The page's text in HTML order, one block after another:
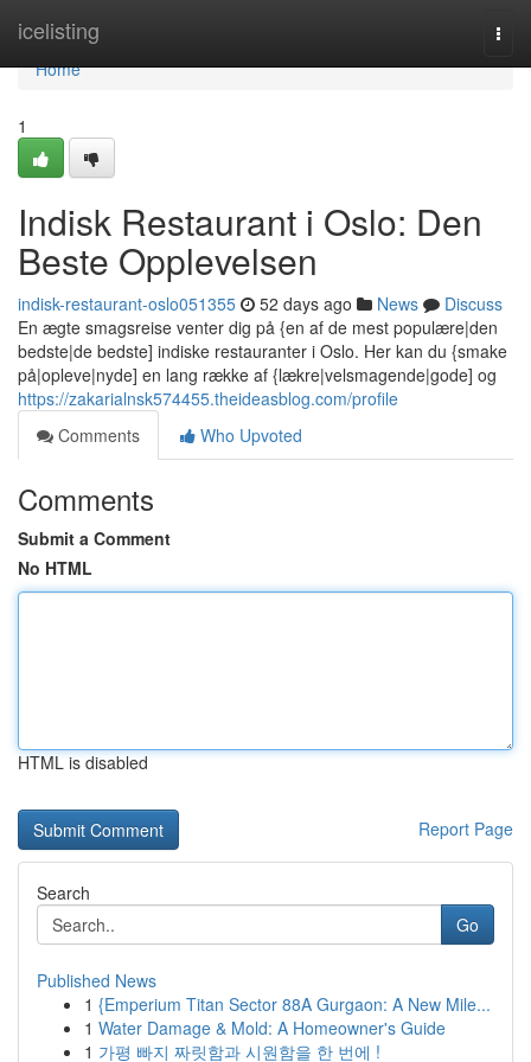
icelisting
Home
Home
1
Indisk Restaurant i Oslo: Den
Beste Opplevelsen
indisk-restaurant-oslo051355 52 days ago News
Discuss
En ægte smagsreise venter dig på {en af de mest populære|den
bedste|de bedste] indiske restauranter i Oslo. Her kan du {smake
på|opleve|nyde] en lang række af {lækre|velsmagende|gode] og
https://zakarialnsk574455.theideasblog.com/profile
Comments
Who Upvoted
Comments
Submit a Comment
No HTML
HTML is disabled
Report Page
Search
Go
Published News
1 {Emperium Titan Sector 88A Gurgaon: A New Mile...
1 Water Damage & Mold: A Homeowner's Guide
1 가평 빠지 짜릿함과 시원함을 한 번에 !